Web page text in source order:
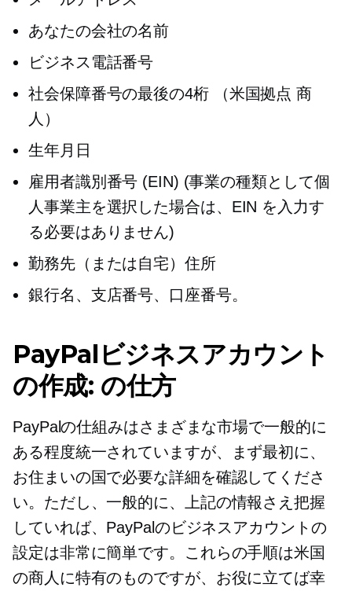
あなたの会社の名前
ビジネス電話番号
社会保障番号の最後の4桁
（米国拠点 商
人）
生年月日
雇用者識別番号 (EIN) (事業の種類として個
人事業主を選択した場合は、EIN を入力す
る必要はありません)
勤務先（または自宅）住所
銀行名、支店番号、口座番号。
PayPalビジネスアカウント
の作成: の仕方
PayPalの仕組みはさまざまな市場で一般的に
ある程度統一されていますが、まず最初に、
お住まいの国で必要な詳細を確認してくださ
い。ただし、一般的に、上記の情報さえ把握
していれば、PayPalのビジネスアカウントの
設定は非常に簡単です。これらの手順は米国
の商人に特有のものですが、お役に立てば幸